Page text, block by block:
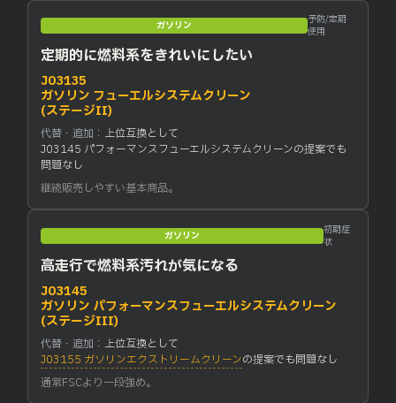
ガソリン
予防/定期
使用
定期的に燃料系をきれいにしたい
J03135
ガソリン フューエルシステムクリーン
(ステージII)
代替・追加： 上位互換として
J03145 パフォーマンスフューエルシステムクリーンの提案でも
問題なし
継続販売しやすい基本商品。
ガソリン
初期症
状
高走行で燃料系汚れが気になる
J03145
ガソリン パフォーマンスフューエルシステムクリーン
(ステージIII)
代替・追加： 上位互換として
J03155 ガソリンエクストリームクリーンの提案でも問題なし
通常FSCより一段強め。